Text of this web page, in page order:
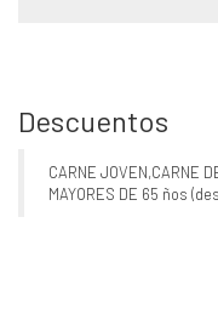
Descuentos
CARNE JOVEN,CARNE
MAYORES DE 65 ños